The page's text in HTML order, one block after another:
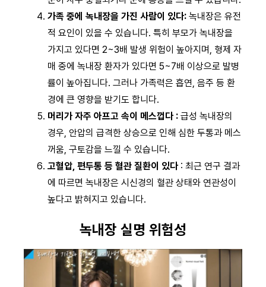
가족 중에 녹내장을 가진 사람이 있다: 녹내장은 유전
적 요인이 있을 수 있습니다. 특히 부모가 녹내장을
가지고 있다면 2~3배 발생 위험이 높아지며, 형제 자
매 중에 녹내장 환자가 있다면 5~7배 이상으로 발병
률이 높아집니다. 그러나 가족력은 흡연, 음주 등 환
경에 큰 영향을 받기도 합니다.
머리가 자주 아프고 속이 메스껍다 : 급성 녹내장의
경우, 안압의 급격한 상승으로 인해 심한 두통과 메스
꺼움, 구토감을 느낄 수 있습니다.
고혈압, 편두통 등 혈관 질환이 있다 : 최근 연구 결과
에 따르면 녹내장은 시신경의 혈관 상태와 연관성이
높다고 밝혀지고 있습니다.
녹내장 실명 위험성